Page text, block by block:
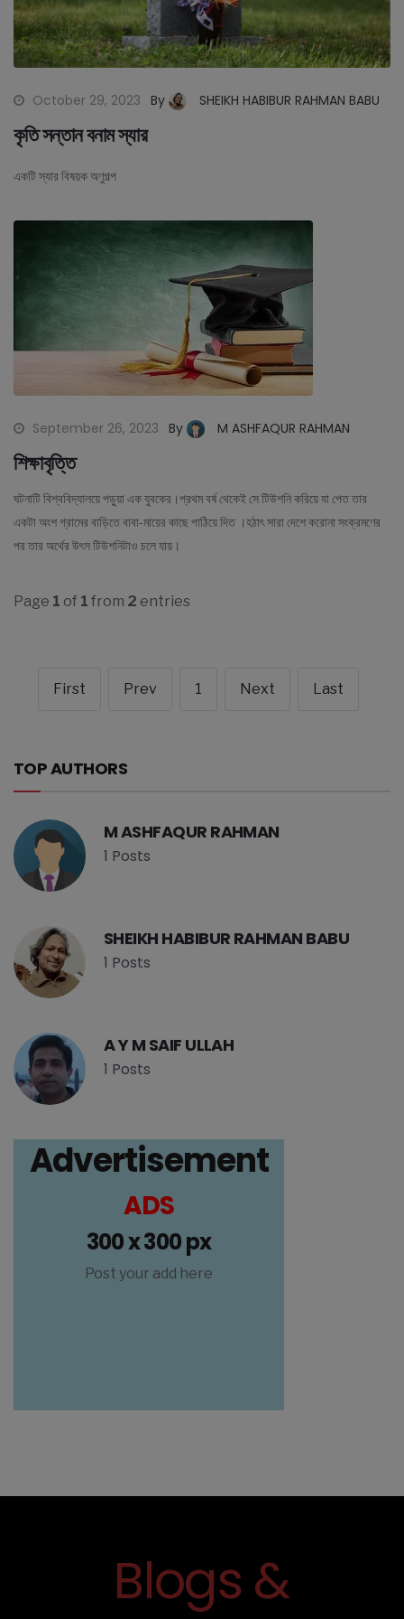
October 29, 2023 By SHEIKH HABIBUR RAHMAN BABU
কৃতি সন্তান বনাম স্যার
একটি স্যার বিষয়ক অণুগল্প
September 26, 2023 By M ASHFAQUR RAHMAN
শিক্ষাবৃত্তি
ঘটনাটি বিশ্ববিদ্যালয়ে পড়ুয়া এক যুবকের।প্রথম বর্ষ থেকেই সে টিউশনি করিয়ে যা পেত তার
একটা অংশ গ্রামের বাড়িতে বাবা-মায়ের কাছে পাঠিয়ে দিত ।হঠাৎ সারা দেশে করোনা সংক্রমণের
পর তার অর্থের উৎস টিউশনিটাও চলে যায়।
Page 1 of 1 from 2 entries
First Prev 1 Next Last
TOP AUTHORS
M ASHFAQUR RAHMAN
1 Posts
SHEIKH HABIBUR RAHMAN BABU
1 Posts
A Y M SAIF ULLAH
1 Posts
Advertisement
ADS
300 x 300 px
Post your add here
Blogs &